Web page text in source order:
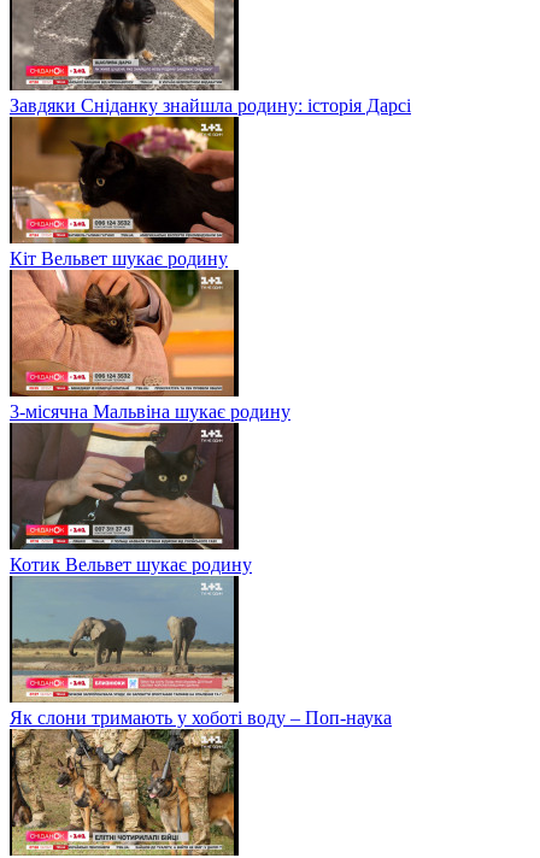
Завдяки Сніданку знайшла родину: історія Дарсі
Кіт Вельвет шукає родину
3-місячна Мальвіна шукає родину
Котик Вельвет шукає родину
Як слони тримають у хоботі воду – Поп-наука